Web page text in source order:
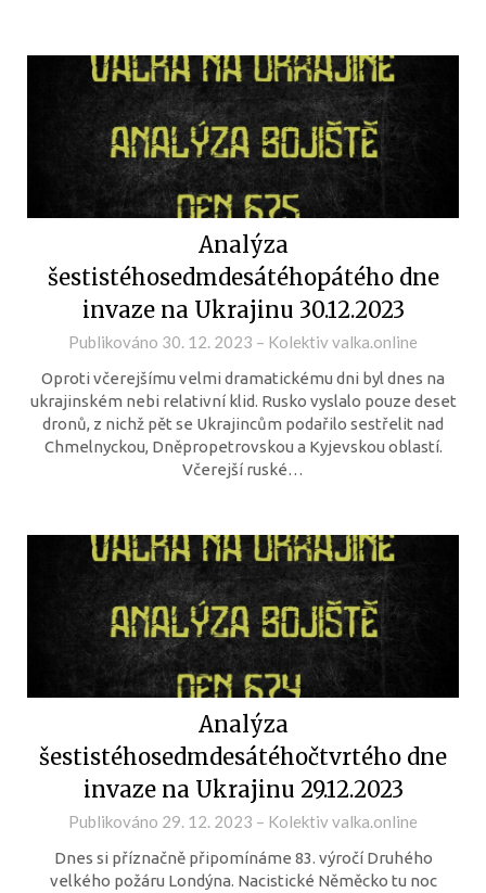
Analýza
šestistéhosedmdesátéhopátého dne
invaze na Ukrajinu 30.12.2023
Publikováno 30. 12. 2023 – Kolektiv valka.online
Oproti včerejšímu velmi dramatickému dni byl dnes na
ukrajinském nebi relativní klid. Rusko vyslalo pouze deset
dronů, z nichž pět se Ukrajincům podařilo sestřelit nad
Chmelnyckou, Dněpropetrovskou a Kyjevskou oblastí.
Včerejší ruské…
Analýza
šestistéhosedmdesátéhočtvrtého dne
invaze na Ukrajinu 29.12.2023
Publikováno 29. 12. 2023 – Kolektiv valka.online
Dnes si příznačně připomínáme 83. výročí Druhého
velkého požáru Londýna. Nacistické Něměcko tu noc